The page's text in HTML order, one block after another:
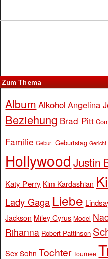
Zum Thema
Album Alkohol Angelina
Beziehung Brad Pitt
Familie Geburt Geburtstag Gericht
Hollywood Justin
Katy Perry Kim Kardashian
Lady Gaga Liebe
Jackson Miley Cyrus Model
Rihanna Robert Pattinson
Sex Sohn Tochter Tournee